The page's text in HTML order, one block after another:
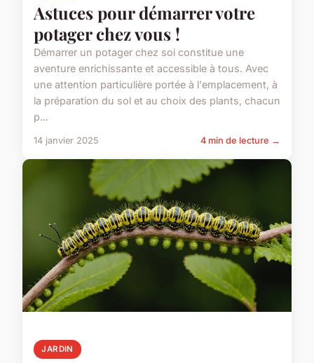
Astuces pour démarrer votre
potager chez vous !
Démarrer un potager chez soi constitue une
aventure enrichissante et accessible à tous. Avec
une attention particulière portée à l'emplacement, à
la préparation du sol et au choix des plants, chacun
p...
14 janvier 2025 4 min de lecture →
JARDIN